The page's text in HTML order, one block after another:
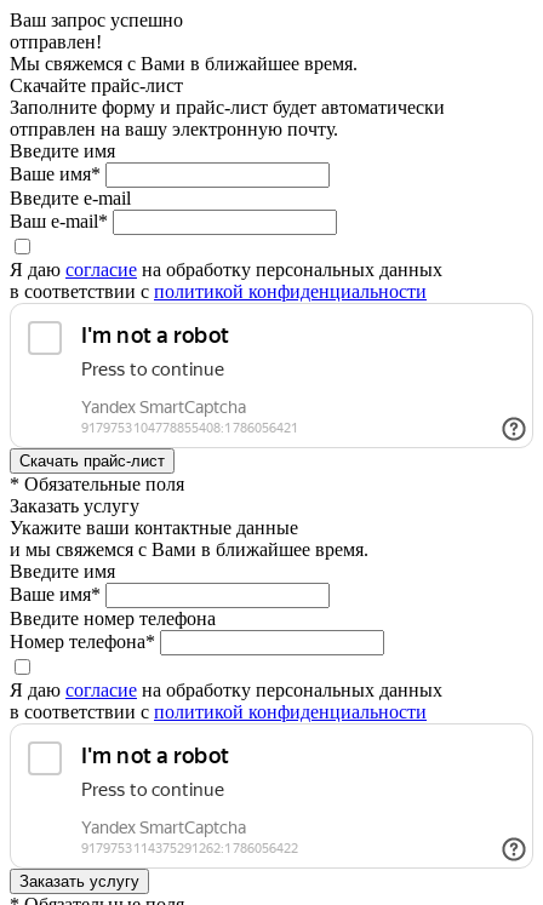
Ваш запрос успешно
отправлен!
Мы свяжемся с Вами в ближайшее время.
Скачайте прайс-лист
Заполните форму и прайс-лист будет автоматически
отправлен на вашу электронную почту.
Введите имя
Ваше имя*
Введите e-mail
Ваш e-mail*
Я даю согласие на обработку персональных данных
в соответствии с политикой конфиденциальности
* Обязательные поля
Заказать услугу
Укажите ваши контактные данные
и мы свяжемся с Вами в ближайшее время.
Введите имя
Ваше имя*
Введите номер телефона
Номер телефона*
Я даю согласие на обработку персональных данных
в соответствии с политикой конфиденциальности